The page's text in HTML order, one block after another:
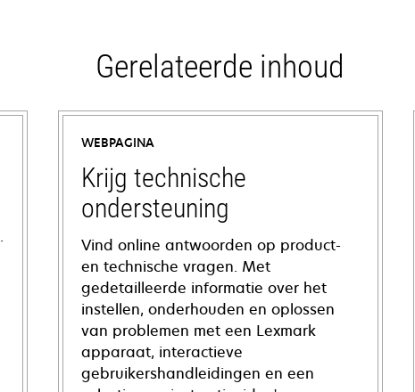
Gerelateerde inhoud
WEBPAGINA
Krijg technische
ondersteuning
Vind online antwoorden op product-
en technische vragen. Met
gedetailleerde informatie over het
instellen, onderhouden en oplossen
van problemen met een Lexmark
apparaat, interactieve
gebruikershandleidingen en een